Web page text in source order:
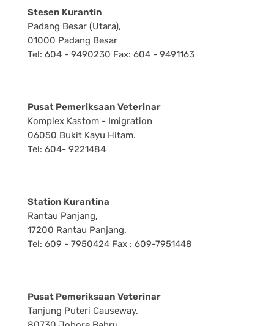
Stesen Kurantin
Padang Besar (Utara),
01000 Padang Besar
Tel: 604 - 9490230 Fax: 604 - 9491163
Pusat Pemeriksaan Veterinar
Komplex Kastom - Imigration
06050 Bukit Kayu Hitam.
Tel: 604- 9221484
Station Kurantina
Rantau Panjang,
17200 Rantau Panjang.
Tel: 609 - 7950424 Fax : 609-7951448
Pusat Pemeriksaan Veterinar
Tanjung Puteri Causeway,